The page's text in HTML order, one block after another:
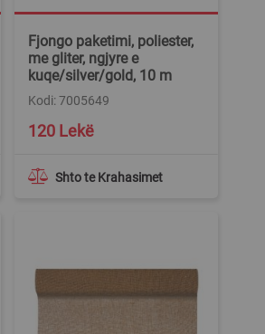
Fjongo paketimi, poliester,
me gliter, ngjyre e
kuqe/silver/gold, 10 m
Kodi: 7005649
Shto te Krahasimet
120 Lekë